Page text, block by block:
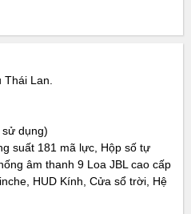
Lan.
sử dụng)
suất 181 mã lực, Hộp số tự
âm thanh 9 Loa JBL cao cấp
HUD Kính, Cửa sổ trời, Hệ